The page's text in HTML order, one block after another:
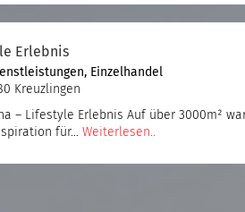
Erlebnis
, Einzelhandel
Kreuzlingen
– Lifestyle Erlebnis Auf über 3000m²
für… Weiterlesen..